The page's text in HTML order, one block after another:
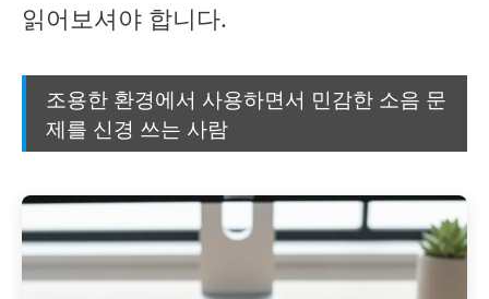
읽어보셔야 합니다.
조용한 환경에서 사용하면서 민감한 소음 문
제를 신경 쓰는 사람